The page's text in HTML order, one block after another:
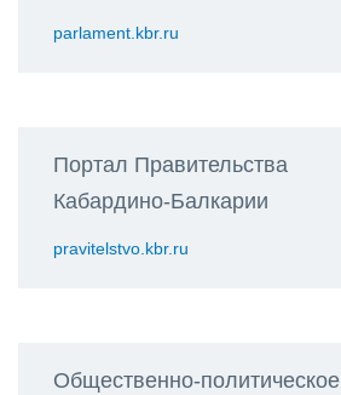
parlament.kbr.ru
Портал Правительства
Кабардино-Балкарии
pravitelstvo.kbr.ru
Общественно-политическое